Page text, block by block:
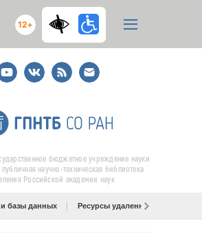
12+
ВКонтакте
RSS
E-
mail
подписка
бюджетное учреждение науки
публичная научно-техническая библиотека
Российской академии наук
и базы данных Ресурсы удаленного доступа